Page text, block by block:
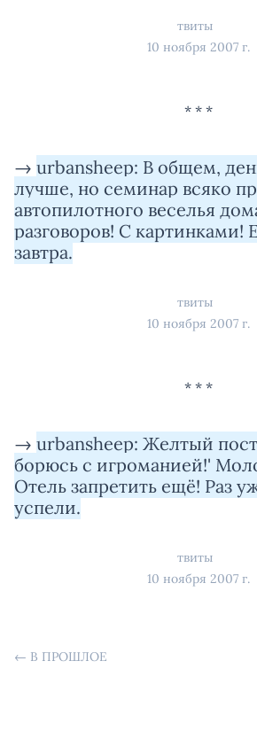
твиты
10 ноября 2007 г.
→ urbansheep: В общем,
лучше, но семинар всяко
автопилотного веселья
разговоров! С
завтра.
твиты
10 ноября 2007 г.
→ urbansheep: Желтый
борюсь с игроманией!'
Отель запретить ещё! Раз
успели.
твиты
10 ноября 2007 г.
← В ПРОШЛОЕ